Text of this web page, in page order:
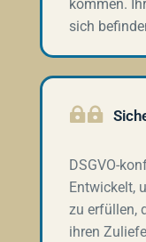
kommen.
sich

DSGVO-
Entwickelt,
zu erfüllen,
ihren